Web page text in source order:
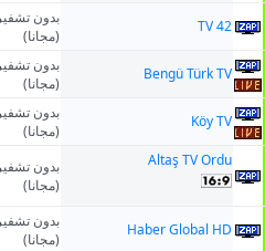
TV 42
بدون تشفير
(مجانا)
Bengü Türk TV
بدون تشفير
(مجانا)
Köy TV
بدون تشفير
(مجانا)
Altaş TV Ordu
بدون تشفير
(مجانا)
Haber Global HD
بدون تشفير
(مجانا)